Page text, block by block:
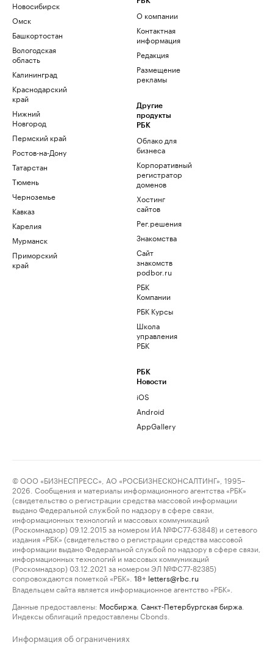
Новосибирск
Омск
Башкортостан
Вологодская
область
Калининград
Краснодарский
край
Нижний
Новгород
Пермский край
Ростов-на-Дону
Татарстан
Тюмень
Черноземье
Кавказ
Карелия
Мурманск
Приморский
край
О компании
Контактная
информация
Редакция
Размещение
рекламы
Другие
продукты
РБК
Облако для
бизнеса
Корпоративный
регистратор
доменов
Хостинг
сайтов
Рег.решения
Знакомства
Сайт
знакомств
podbor.ru
РБК
Компании
РБК Курсы
Школа
управления
РБК
РБК
Новости
iOS
Android
AppGallery
© ООО «БИЗНЕСПРЕСС», АО «РОСБИЗНЕСКОНСАЛТИНГ», 1995–
2026. Сообщения и материалы информационного агентства «РБК»
(свидетельство о регистрации средства массовой информации
выдано Федеральной службой по надзору в сфере связи,
информационных технологий и массовых коммуникаций
(Роскомнадзор) 09.12.2015 за номером ИА №ФС77-63848) и сетевого
издания «РБК» (свидетельство о регистрации средства массовой
информации выдано Федеральной службой по надзору в сфере связи,
информационных технологий и массовых коммуникаций
(Роскомнадзор) 03.12.2021 за номером ЭЛ №ФС77-82385)
сопровождаются пометкой «РБК».
18+ letters@rbc.ru
Владельцем сайта является информационное агентство «РБК».
Данные предоставлены: Мосбиржа Санкт-Петербургская биржа
Индексы облигаций предоставлены Cbonds.
Информация об ограничениях